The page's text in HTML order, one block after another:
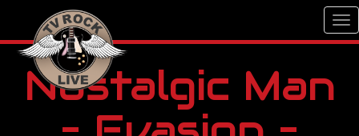
Nostalgic Man